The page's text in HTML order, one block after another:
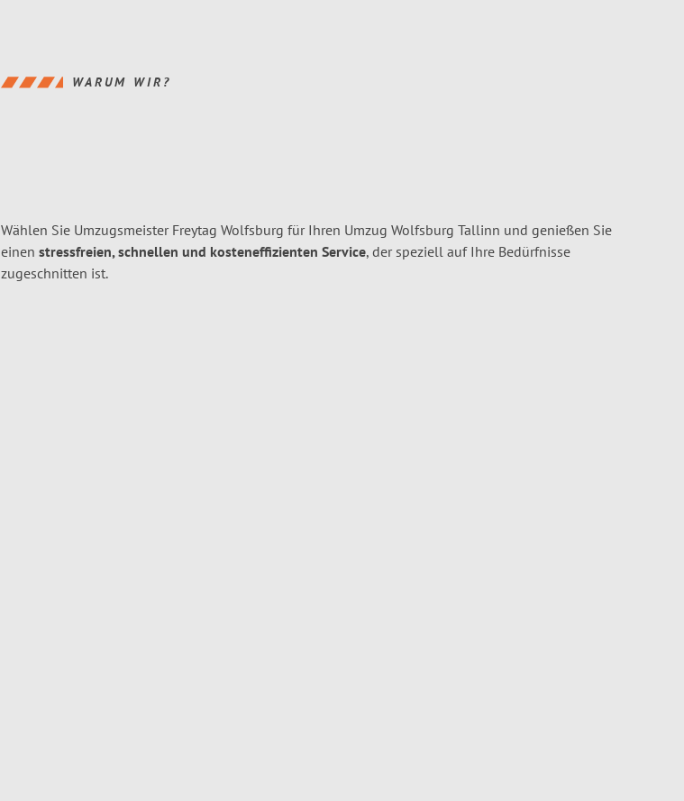
WARUM WIR?
Wählen Sie Umzugsmeister Freytag Wolfsburg für Ihren Umzug Wolfsburg Tallinn und genießen Sie
einen stressfreien, schnellen und kosteneffizienten Service, der speziell auf Ihre Bedürfnisse
zugeschnitten ist.